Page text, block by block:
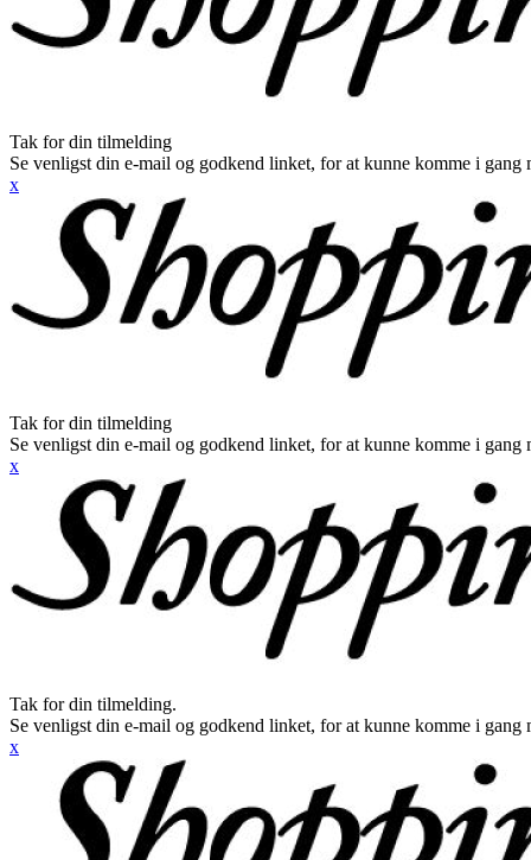
Tak for din tilmelding
Se venligst din e-mail og godkend linket, for at kunne komme i gang
x
Tak for din tilmelding
Se venligst din e-mail og godkend linket, for at kunne komme i gang
x
Tak for din tilmelding.
Se venligst din e-mail og godkend linket, for at kunne komme i gang
x